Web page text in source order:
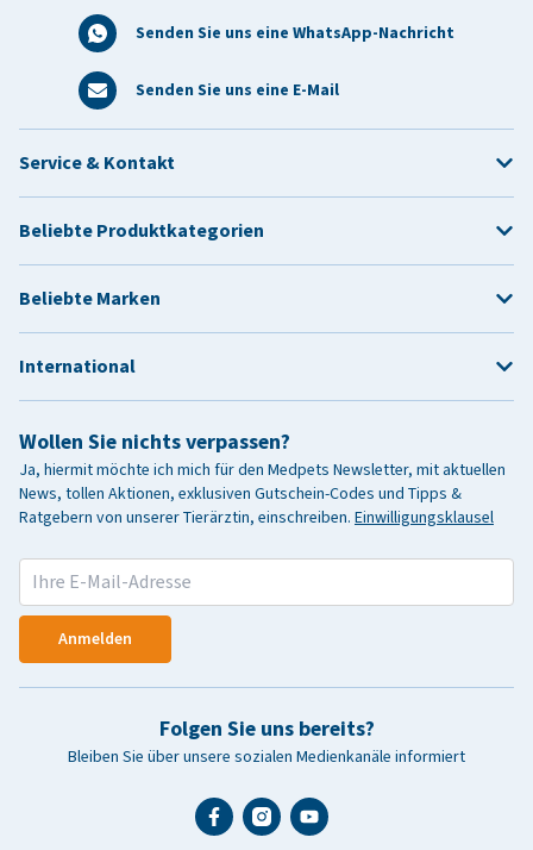
Senden Sie uns eine WhatsApp-Nachricht
Senden Sie uns eine E-Mail
Wollen Sie nichts verpassen?
Ja, hiermit möchte ich mich für den Medpets Newsletter, mit aktuellen
News, tollen Aktionen, exklusiven Gutschein-Codes und Tipps &
Ratgebern von unserer Tierärztin, einschreiben. Einwilligungsklausel
Anmelden
Folgen Sie uns bereits?
Bleiben Sie über unsere sozialen Medienkanäle informiert
Service & Kontakt
Beliebte Produktkategorien
Beliebte Marken
International